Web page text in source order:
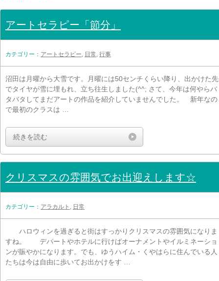
アートセラピー「節分」
カテゴリー： アートセラピー, 日常, 行事
沼田は月曜から大雪です。月曜には50センチくらい降り、出かけた先
でタイヤが雪に埋もれ、立ち往生しました(^^; さて、今年は何やらバ
タバタしてまだアートの作品を紹介していませんでした。 新年なの
で最初のクラスは …
続きを読む
クリスマスの雰囲気でお出迎えします☆
カテゴリー： アラカルト , 日常
ハロウィンを過ぎると街はすっかりクリスマスの雰囲気になりま
すね。 デパートやホテルに行けばオーナメントやイルミネーショ
ンが賑やかになります。でも、ゆうハイム・くやはらに住んでいる人
たちは今は自由に歩いてお出かけをす …